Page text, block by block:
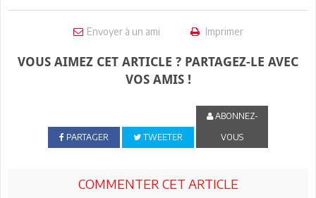
Envoyer à un ami Imprimer
VOUS AIMEZ CET ARTICLE ? PARTAGEZ-LE AVEC
VOS AMIS !
PARTAGER TWEETER
ABONNEZ-
VOUS
COMMENTER CET ARTICLE